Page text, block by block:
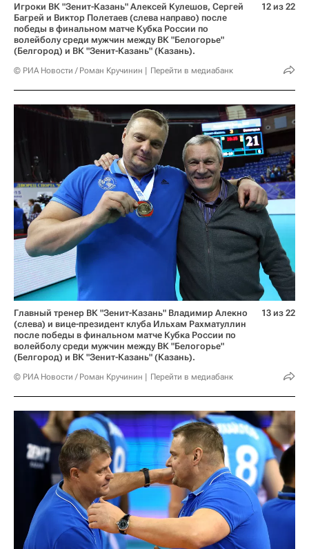
Игроки ВК "Зенит-Казань" Алексей Кулешов, Сергей
Багрей и Виктор Полетаев (слева направо) после
победы в финальном матче Кубка России по
волейболу среди мужчин между ВК "Белогорье"
(Белгород) и ВК "Зенит-Казань" (Казань).
© РИА Новости / Роман Кручинин Перейти в медиабанк
12 из 22
Главный тренер ВК "Зенит-Казань" Владимир Алекно
(слева) и вице-президент клуба Ильхам Рахматуллин
после победы в финальном матче Кубка России по
волейболу среди мужчин между ВК "Белогорье"
(Белгород) и ВК "Зенит-Казань" (Казань).
© РИА Новости / Роман Кручинин Перейти в медиабанк
13 из 22